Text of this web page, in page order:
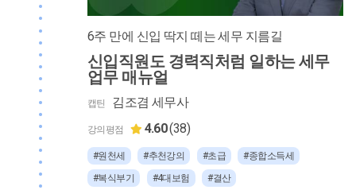
6주 만에 신입 딱지 떼는 세무 지름길
신입직원도 경력직처럼 일하는 세무
업무 매뉴얼
캡틴 김조겸 세무사
강의평점 4.60(38)
#원천세 #추천강의 #초급
#종합소득세
#복식부기
#4대보험 #결산